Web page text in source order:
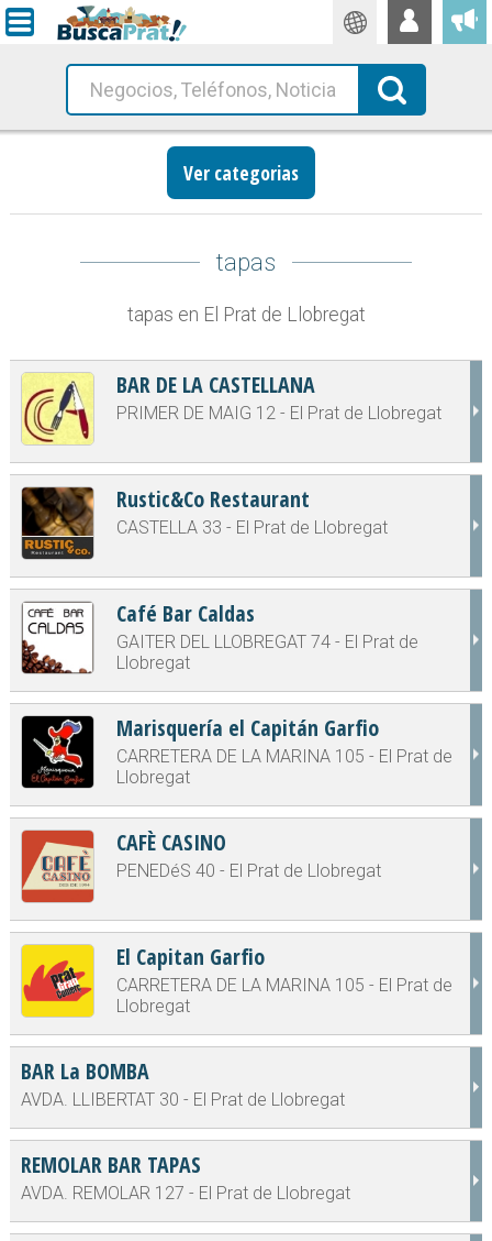
Traductor
Busca!
Ver categorias
tapas
tapas en El Prat de Llobregat
BAR DE LA CASTELLANA
PRIMER DE MAIG 12 - El Prat de Llobregat
Rustic&Co Restaurant
CASTELLA 33 - El Prat de Llobregat
Café Bar Caldas
GAITER DEL LLOBREGAT 74 - El Prat de
Llobregat
Marisquería el Capitán Garfio
CARRETERA DE LA MARINA 105 - El Prat de
Llobregat
CAFÈ CASINO
PENEDéS 40 - El Prat de Llobregat
El Capitan Garfio
CARRETERA DE LA MARINA 105 - El Prat de
Llobregat
BAR La BOMBA
AVDA. LLIBERTAT 30 - El Prat de Llobregat
REMOLAR BAR TAPAS
AVDA. REMOLAR 127 - El Prat de Llobregat